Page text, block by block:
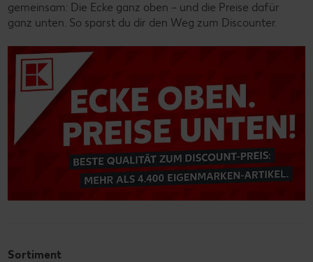
gemeinsam: Die Ecke ganz oben – und die Preise dafür
ganz unten. So sparst du dir den Weg zum Discounter.
Sortiment